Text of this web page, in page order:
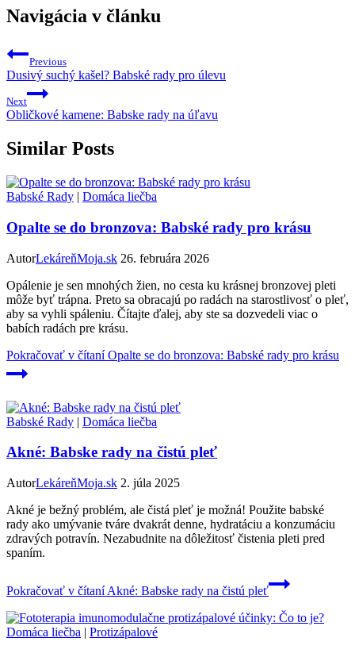
Navigácia v článku
Previous
Dusivý suchý kašel? Babské rady pro úlevu
Next
Obličkové kamene: Babske rady na úľavu
Similar Posts
Babské Rady | Domáca liečba
Opalte se do bronzova: Babské rady pro krásu
AutorLekáreňMoja.sk 26. februára 2026
Opálenie je sen mnohých žien, no cesta ku krásnej bronzovej pleti
môže byť trápna. Preto sa obracajú po radách na starostlivosť o pleť,
aby sa vyhli spáleniu. Čítajte ďalej, aby ste sa dozvedeli viac o
babích radách pre krásu.
Pokračovať v čítaníOpalte se do bronzova: Babské rady pro krásu
Babské Rady | Domáca liečba
Akné: Babske rady na čistú pleť
AutorLekáreňMoja.sk 2. júla 2025
Akné je bežný problém, ale čistá pleť je možná! Použite babské
rady ako umývanie tváre dvakrát denne, hydratáciu a konzumáciu
zdravých potravín. Nezabudnite na dôležitosť čistenia pleti pred
spaním.
Pokračovať v čítaníAkné: Babske rady na čistú pleť
Domáca liečba | Protizápalové